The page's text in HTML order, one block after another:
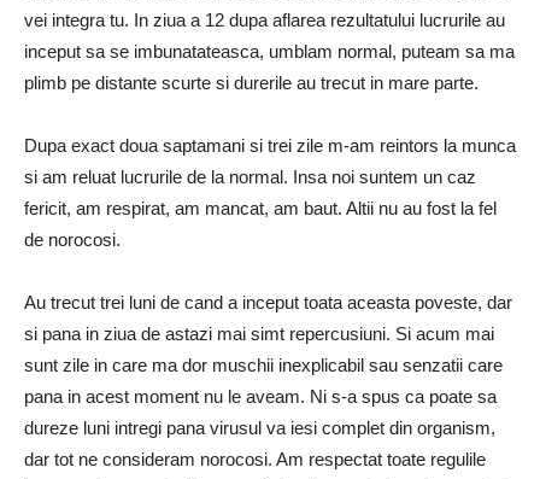
vei integra tu. In ziua a 12 dupa aflarea rezultatului lucrurile au
inceput sa se imbunatateasca, umblam normal, puteam sa ma
plimb pe distante scurte si durerile au trecut in mare parte.
Dupa exact doua saptamani si trei zile m-am reintors la munca
si am reluat lucrurile de la normal. Insa noi suntem un caz
fericit, am respirat, am mancat, am baut. Altii nu au fost la fel
de norocosi.
Au trecut trei luni de cand a inceput toata aceasta poveste, dar
si pana in ziua de astazi mai simt repercusiuni. Si acum mai
sunt zile in care ma dor muschii inexplicabil sau senzatii care
pana in acest moment nu le aveam. Ni s-a spus ca poate sa
dureze luni intregi pana virusul va iesi complet din organism,
dar tot ne consideram norocosi. Am respectat toate regulile